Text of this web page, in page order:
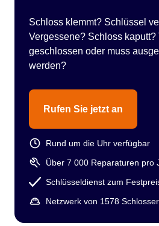
Schloss klemmt? Schlüssel
Vergessene? Schloss kaputt?
geschlossen oder muss
werden?
Rufen Sie jetzt an
Rund um die Uhr verfügbar
Über 7 000 Reparaturen pro
Schlüsseldienst zum
Netzwerk von 1578